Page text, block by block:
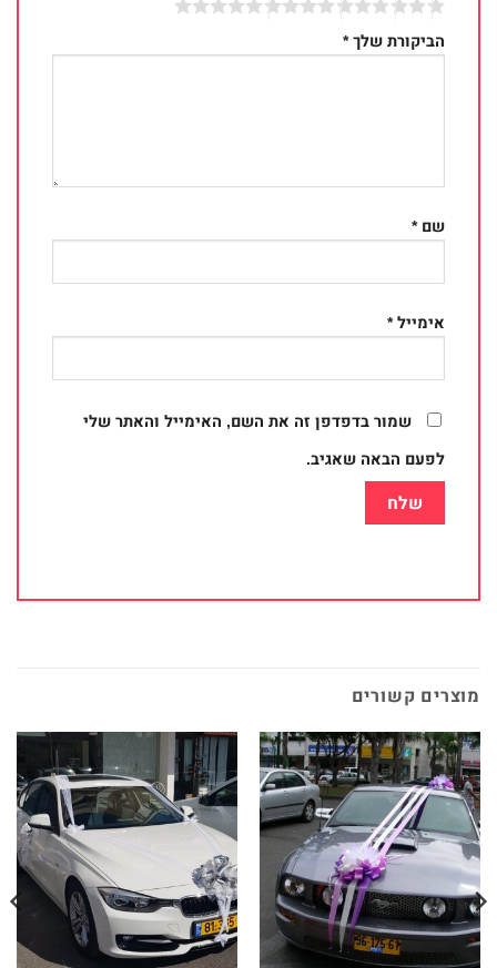
הביקורת שלך*
שם*
אימייל*
שמור בדפדפן זה את השם, האימייל והאתר שלי
לפעם הבאה שאגיב.
מוצרים קשורים